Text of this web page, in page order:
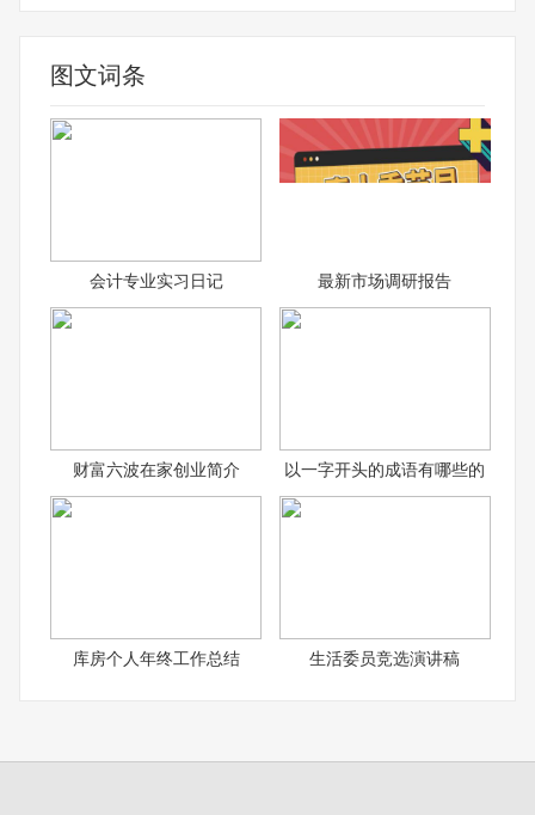
图文词条
会计专业实习日记 最新市场调研报告
财富六波在家创业简介 以一字开头的成语有哪些的
库房个人年终工作总结 生活委员竞选演讲稿